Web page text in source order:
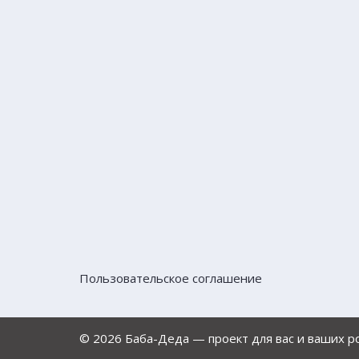
Пользовательское соглашение
© 2026 Баба-Деда — проект для вас и ваших